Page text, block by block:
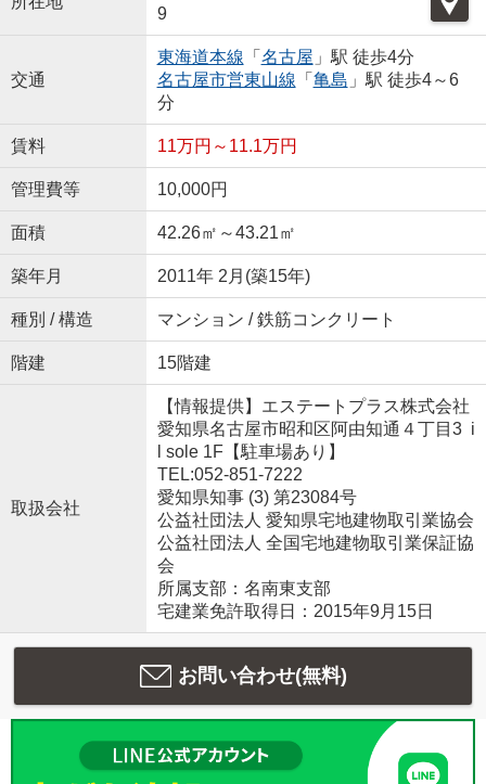
9
交通
東海道本線 「 名古屋 」駅 徒歩4分
名古屋市営東山線 「 亀島 」駅 徒歩4～6
分
賃料 11万円～11.1万円
管理費等 10,000円
面積 42.26㎡～43.21㎡
築年月 2011年 2月(築15年)
種別 / 構造 マンション / 鉄筋コンクリート
階建 15階建
取扱会社
【情報提供】エステートプラス株式会社
愛知県名古屋市昭和区阿由知通４丁目3 i
l sole 1F【駐車場あり】
TEL:052-851-7222
愛知県知事 (3) 第23084号
公益社団法人 愛知県宅地建物取引業協会
公益社団法人 全国宅地建物取引業保証協
会
所属支部：名南東支部
宅建業免許取得日：2015年9月15日
お問い合わせ(無料)